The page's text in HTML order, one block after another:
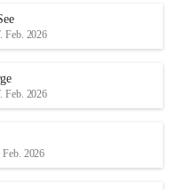
r
S
Feb. 2026
Feb. 2026
Feb. 2026